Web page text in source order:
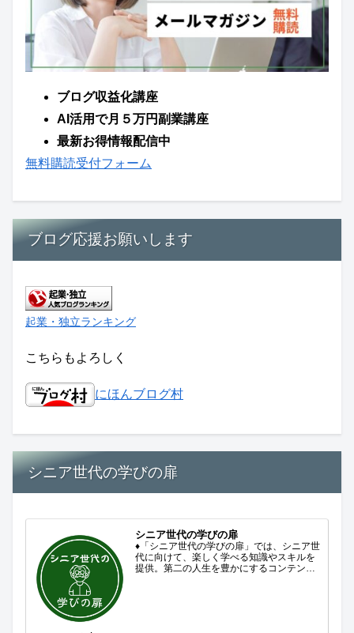
ブログ収益化講座
AI活用で月５万円副業講座
最新お得情報配信中
無料購読受付フォーム
ブログ応援お願いします
起業・独立ランキング
こちらもよろしく
にほんブログ村
シニア世代の学びの扉
シニア世代の学びの扉
♦「シニア世代の学びの扉」では、シニア世
代に向けて、楽しく学べる知識やスキルを
提供。第二の人生を豊かにするコンテンツ